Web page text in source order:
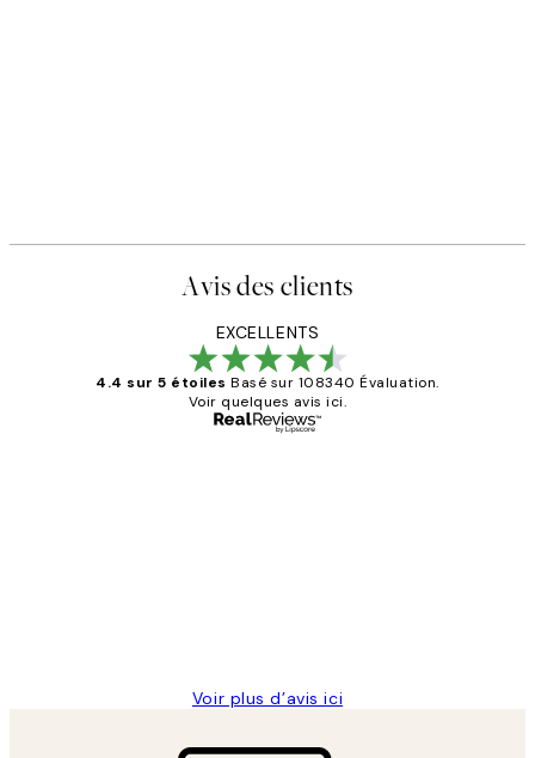
Avis des clients
EXCELLENTS
4.4 sur 5 étoiles Basé sur 108340 Évaluation.
Voir quelques avis ici.
Voir plus d’avis ici